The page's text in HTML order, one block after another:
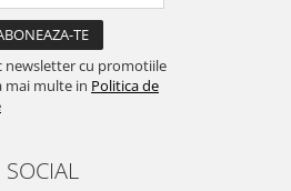
newsletter cu promotiile
mai multe in Politica de
SOCIAL